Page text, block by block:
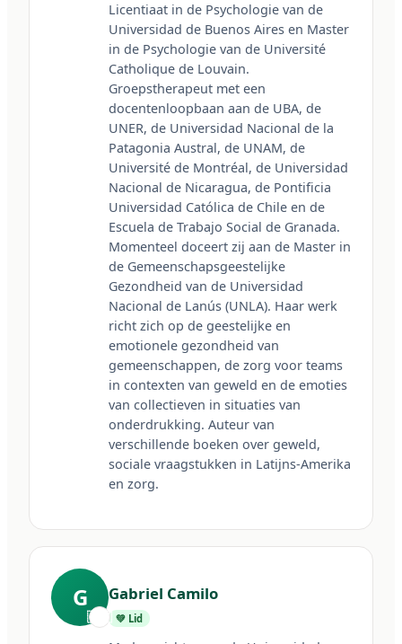
Licentiaat in de Psychologie van de
Universidad de Buenos Aires en Master
in de Psychologie van de Université
Catholique de Louvain.
Groepstherapeut met een
docentenloopbaan aan de UBA, de
UNER, de Universidad Nacional de la
Patagonia Austral, de UNAM, de
Université de Montréal, de Universidad
Nacional de Nicaragua, de Pontificia
Universidad Católica de Chile en de
Escuela de Trabajo Social de Granada.
Momenteel doceert zij aan de Master in
de Gemeenschapsgeestelijke
Gezondheid van de Universidad
Nacional de Lanús (UNLA). Haar werk
richt zich op de geestelijke en
emotionele gezondheid van
gemeenschappen, de zorg voor teams
in contexten van geweld en de emoties
van collectieven in situaties van
onderdrukking. Auteur van
verschillende boeken over geweld,
sociale vraagstukken in Latijns-Amerika
en zorg.
G
🇺🇾
Gabriel Camilo
💚 Lid